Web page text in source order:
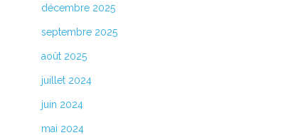
décembre 2025
septembre 2025
août 2025
juillet 2024
juin 2024
mai 2024